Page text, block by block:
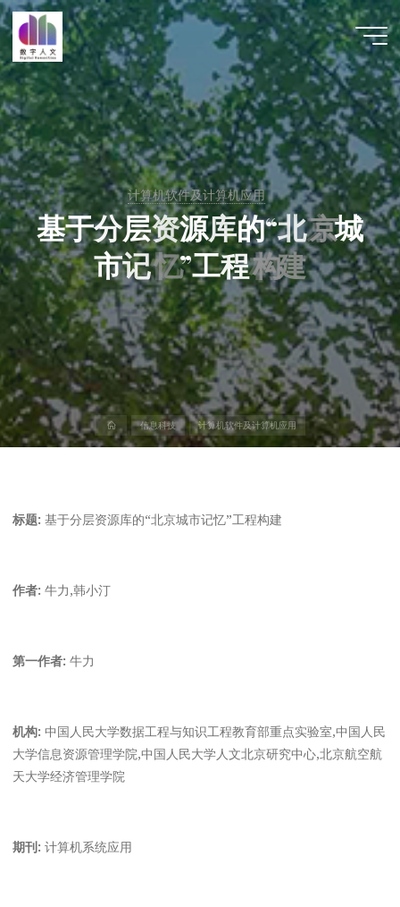
跳
至
内
容
数字人
文 |
DHCN
计算机软件及计算机应用
基于分层资源库的“北京
京城
市记忆
忆”工程构
构建
页
信息科技 计算机软件及计算机应用
标题: 基于分层资源库的“北京城市记忆”工程构建
作者: 牛力,韩小汀
第一作者: 牛力
机构: 中国人民大学数据工程与知识工程教育部重点实验室,中国人民
大学信息资源管理学院,中国人民大学人文北京研究中心,北京航空航
天大学经济管理学院
期刊: 计算机系统应用